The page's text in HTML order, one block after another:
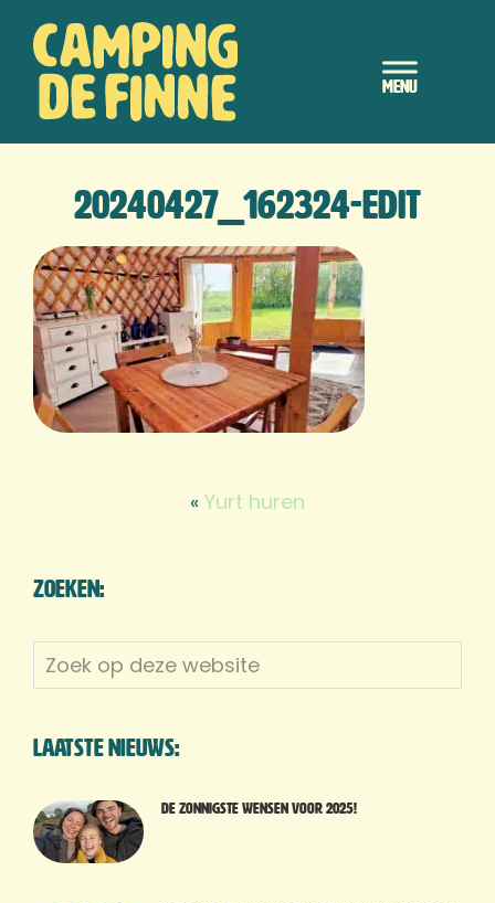
naar
de
hoofd
Camping de Finne
Header
20240427_162324-EDIT
« Yurt huren
Zoeken:
Zoek
op
website
Laatste nieuws:
De zonnigste wensen voor 2025!